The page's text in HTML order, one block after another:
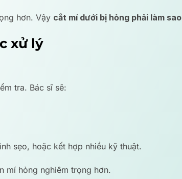
hơn. Vậy cắt mí dưới bị hỏng phải làm sao
xử lý
tra. Bác sĩ sẽ:
sẹo, hoặc kết hợp nhiều kỹ thuật.
mí hỏng nghiêm trọng hơn.